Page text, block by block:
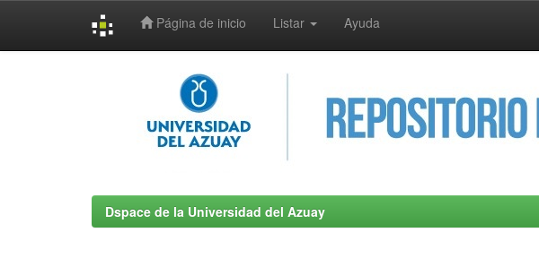
Página de inicio Listar Ayuda
Dspace de la Universidad del Azuay